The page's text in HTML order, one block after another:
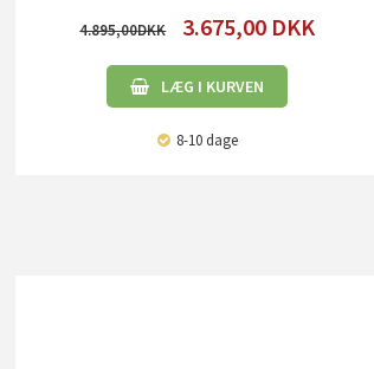
4.895,00 3.675,00 DKK
LÆG I KURVEN
8-10 dage